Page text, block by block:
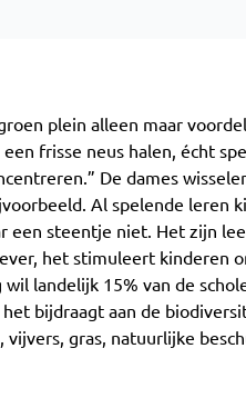
plein alleen maar
frisse neus halen, écht
De dames
Al spelende leren
een steentje niet. Het zijn
het stimuleert kinderen
wil landelijk 15% van de
bijdraagt aan de
vijvers, gras, natuurlijke